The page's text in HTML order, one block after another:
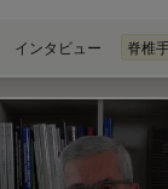
インタビュー 脊椎